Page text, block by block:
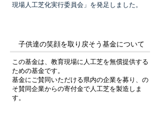
現場人工芝化実行委員会」を発足しました。
​子供達の笑顔を取り戻そう基金について
​この基金は、教育現場に人工芝を無償提供する
ための基金です。
基金にご賛同いただける県内の企業を募り、の
そ賛同企業からの寄付金で人工芝を製造しま
す。